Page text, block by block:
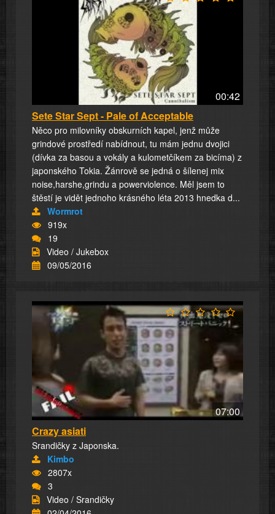
00:42
Sete Star Sept - Pale of Acceptable
Něco pro milovníky obskurních kapel, jenž může
grindové prostředí nabídnout, tu mám jednu dvojici
(dívka za basou a vokály a kulometčíkem za bicíma) z
japonského Tokia. Žánrově se jedná o šílenej mix
noise,harshe,grindu a powerviolence. Měl jsem to
štěstí je vidět jednoho krásného léta 2013 hnedka d...
Wormrot
919x
19
Video / Jukebox
09/05/2016
07:00
Crazy asiati
Srandičky z Japonska.
Kimbo
2807x
3
Video / Srandičky